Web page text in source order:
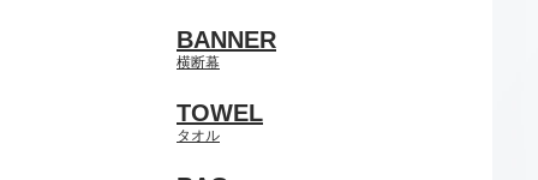
BANNER
横断幕
TOWEL
タオル